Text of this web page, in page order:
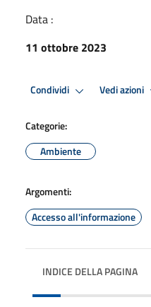
Data :
11 ottobre 2023
Condividi Vedi azioni
Categorie:
Ambiente
Argomenti:
Accesso all'informazione
INDICE DELLA PAGINA